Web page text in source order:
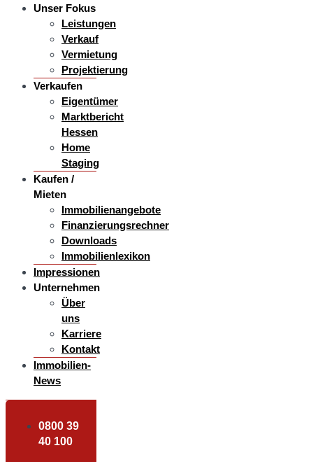
Unser Fokus
Leistungen
Verkauf
Vermietung
Projektierung
Verkaufen
Eigentümer
Marktbericht
Hessen
Home
Staging
Kaufen /
Mieten
Immobilienangebote
Finanzierungsrechner
Downloads
Immobilienlexikon
Impressionen
Unternehmen
Über
uns
Karriere
Kontakt
Immobilien-
News
0800 39
40 100